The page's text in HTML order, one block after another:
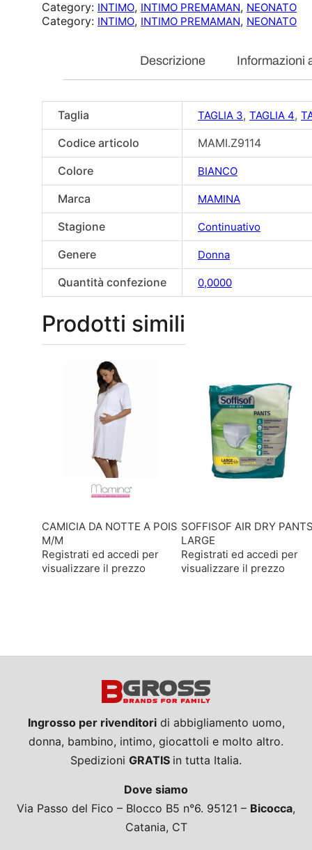
Category: INTIMO, INTIMO PREMAMAN, NEONATO
Category: INTIMO, INTIMO PREMAMAN, NEONATO
Descrizione Informazioni
Taglia TAGLIA 3, TAGLIA 4,
Codice articolo
MAMI.Z9114
Colore
BIANCO
Marca MAMINA
Stagione Continuativo
Genere Donna
Quantità confezione 0,0000
Prodotti simili
CAMICIA DA NOTTE A POIS
M/M
Registrati ed accedi per
visualizzare il prezzo
SOFFISOF AIR DRY
LARGE
Registrati ed accedi per
visualizzare il prezzo
Ingrosso per rivenditoridi abbigliamento uomo,
donna, bambino, intimo, giocattoli e molto altro.
Spedizioni GRATIS in tutta Italia.
Dove siamo
Via Passo del Fico – Blocco B5 n°6. 95121 – Bicocca,
Catania, CT